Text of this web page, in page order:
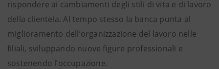
rispondere ai cambiamenti degli stili di vita e di lavoro
della clientela. Al tempo stesso la banca punta al
miglioramento dell’organizzazione del lavoro nelle
filiali, sviluppando nuove figure professionali e
sostenendo l’occupazione.